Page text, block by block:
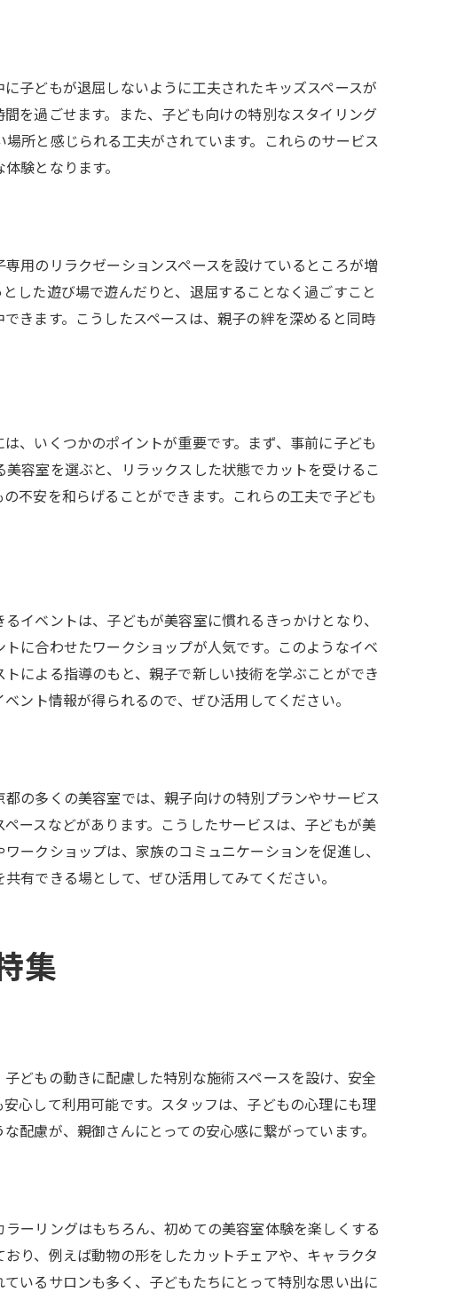
子どもが退屈しないように工夫されたキッズスペースが
を過ごせます。また、子ども向けの特別なスタイリング
所と感じられる工夫がされています。これらのサービス
験となります。
用のリラクゼーションスペースを設けているところが増
した遊び場で遊んだりと、退屈することなく過ごすこと
きます。こうしたスペースは、親子の絆を深めると同時
、いくつかのポイントが重要です。まず、事前に子ども
容室を選ぶと、リラックスした状態でカットを受けるこ
不安を和らげることができます。これらの工夫で子ども
イベントは、子どもが美容室に慣れるきっかけとなり、
に合わせたワークショップが人気です。このようなイベ
による指導のもと、親子で新しい技術を学ぶことができ
ント情報が得られるので、ぜひ活用してください。
の多くの美容室では、親子向けの特別プランやサービス
ースなどがあります。こうしたサービスは、子どもが美
ークショップは、家族のコミュニケーションを促進し、
有できる場として、ぜひ活用してみてください。
集
どもの動きに配慮した特別な施術スペースを設け、安全
心して利用可能です。スタッフは、子どもの心理にも理
配慮が、親御さんにとっての安心感に繋がっています。
ーリングはもちろん、初めての美容室体験を楽しくする
り、例えば動物の形をしたカットチェアや、キャラクタ
いるサロンも多く、子どもたちにとって特別な思い出に